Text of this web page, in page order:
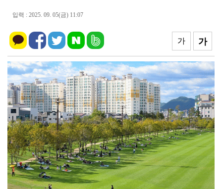
㈜신진기업, 광양사랑상품권 2,100만 원 '통큰' 구...
영암 가뭄 '비상'… 서삼석 농해수위원장, 현장 점검
광양시, '중증장애인생산품' 우선구매 교육…자립 기반 ...
입력 : 2025. 09. 05(금) 11:07
가
가